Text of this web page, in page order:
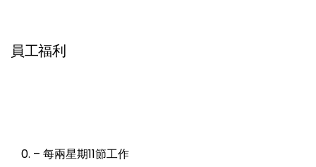
員工福利
– 每兩星期11節工作